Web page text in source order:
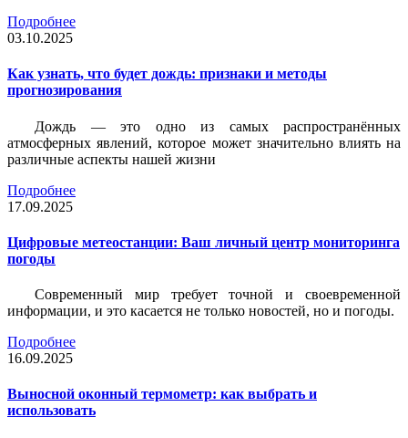
Подробнее
03.10.2025
Как узнать, что будет дождь: признаки и методы
прогнозирования
Дождь — это одно из самых распространённых
атмосферных явлений, которое может значительно влиять на
различные аспекты нашей жизни
Подробнее
17.09.2025
Цифровые метеостанции: Ваш личный центр мониторинга
погоды
Современный мир требует точной и своевременной
информации, и это касается не только новостей, но и погоды.
Подробнее
16.09.2025
Выносной оконный термометр: как выбрать и
использовать